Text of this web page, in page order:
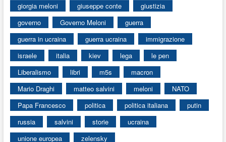
giorgia meloni
giuseppe conte
giustizia
governo
Governo Meloni
guerra
guerra in ucraina
guerra ucraina
immigrazione
israele
italia kiev lega
le pen
Liberalismo
libri m5s
macron
Mario Draghi
matteo salvini meloni
NATO
Papa Francesco
politica politica italiana
putin
russia
salvini storie
ucraina
unione europea
zelensky